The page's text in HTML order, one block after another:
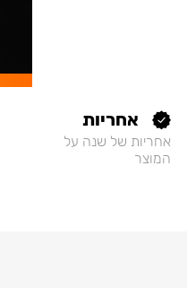
אחריות
אחריות של שנה על
המוצר